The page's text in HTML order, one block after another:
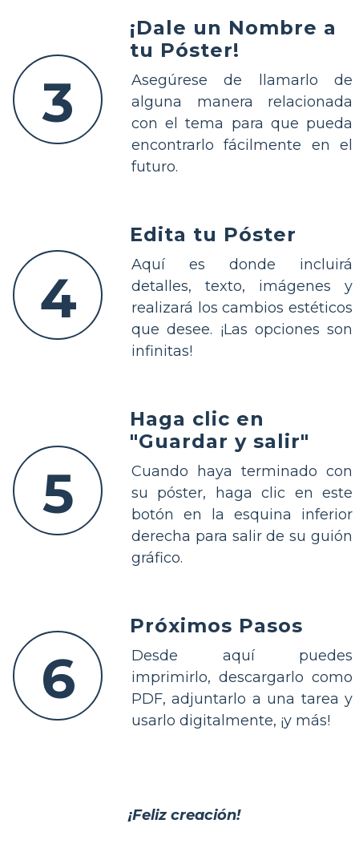
3
¡Dale un Nombre a
tu Póster!
Asegúrese de llamarlo de
alguna manera relacionada
con el tema para que pueda
encontrarlo fácilmente en el
futuro.
4
Edita tu Póster
Aquí es donde incluirá
detalles, texto, imágenes y
realizará los cambios estéticos
que desee. ¡Las opciones son
infinitas!
5
Haga clic en
"Guardar y salir"
Cuando haya terminado con
su póster, haga clic en este
botón en la esquina inferior
derecha para salir de su guión
gráfico.
6
Próximos Pasos
Desde aquí puedes
imprimirlo, descargarlo como
PDF, adjuntarlo a una tarea y
usarlo digitalmente, ¡y más!
¡Feliz creación!